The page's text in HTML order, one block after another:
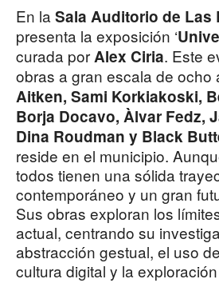
En la Sala Auditorio de Las
presenta la exposición ‘
curada porAlex Ciria. Este
obras a gran escala de ocho
Aitken, Sami Korkiakoski,
Borja Docavo, Àlvar Fedz,
Dina Roudman y Black
reside en el municipio.
todos tienen una sólida
contemporáneo y un gran
Sus obras exploran los
actual, centrando su
abstracción gestual, el uso
cultura digital y la